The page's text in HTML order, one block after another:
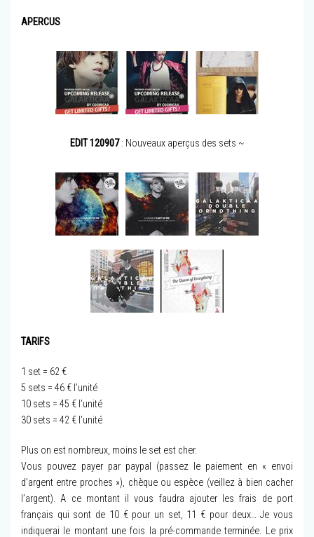
APERCUS
EDIT 120907: Nouveaux aperçus des sets ~
TARIFS
1 set = 62 €
5 sets = 46 € l’unité
10 sets = 45 € l’unité
30 sets = 42 € l’unité
Plus on est nombreux, moins le set est cher.
Vous pouvez payer par paypal (passez le paiement en « envoi
d’argent entre proches »), chèque ou espèce (veillez à bien cacher
l’argent). A ce montant il vous faudra ajouter les frais de port
français qui sont de 10 € pour un set, 11 € pour deux… Je vous
indiquerai le montant une fois la pré-commande terminée. Le prix